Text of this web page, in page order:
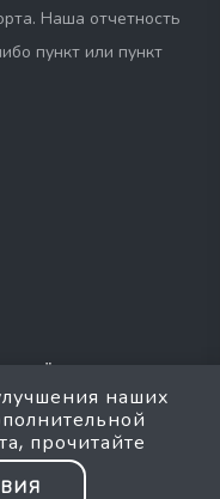
Наша отчетность
пункт или пункт
NÖ 2340
такси большой
наших
прочитайте